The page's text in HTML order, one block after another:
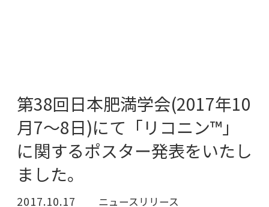
第38回日本肥満学会(2017年10
月7～8日)にて「リコニン™」
に関するポスター発表をいたし
ました。
2017.10.17 ニュースリリース